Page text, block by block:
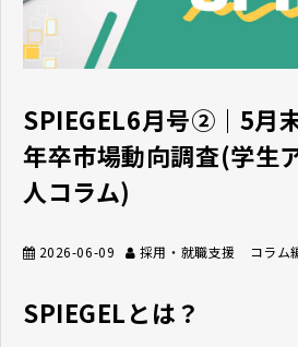
セミナー
SPIEGEL6月号②｜5月
年卒市場動向調査(学生
人コラム)
2026-06-09 採用・就職支援 コラム
SPIEGELとは？